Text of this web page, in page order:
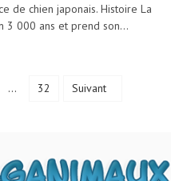
de chien japonais. Histoire La
3 000 ans et prend son...
... 32 Suivant